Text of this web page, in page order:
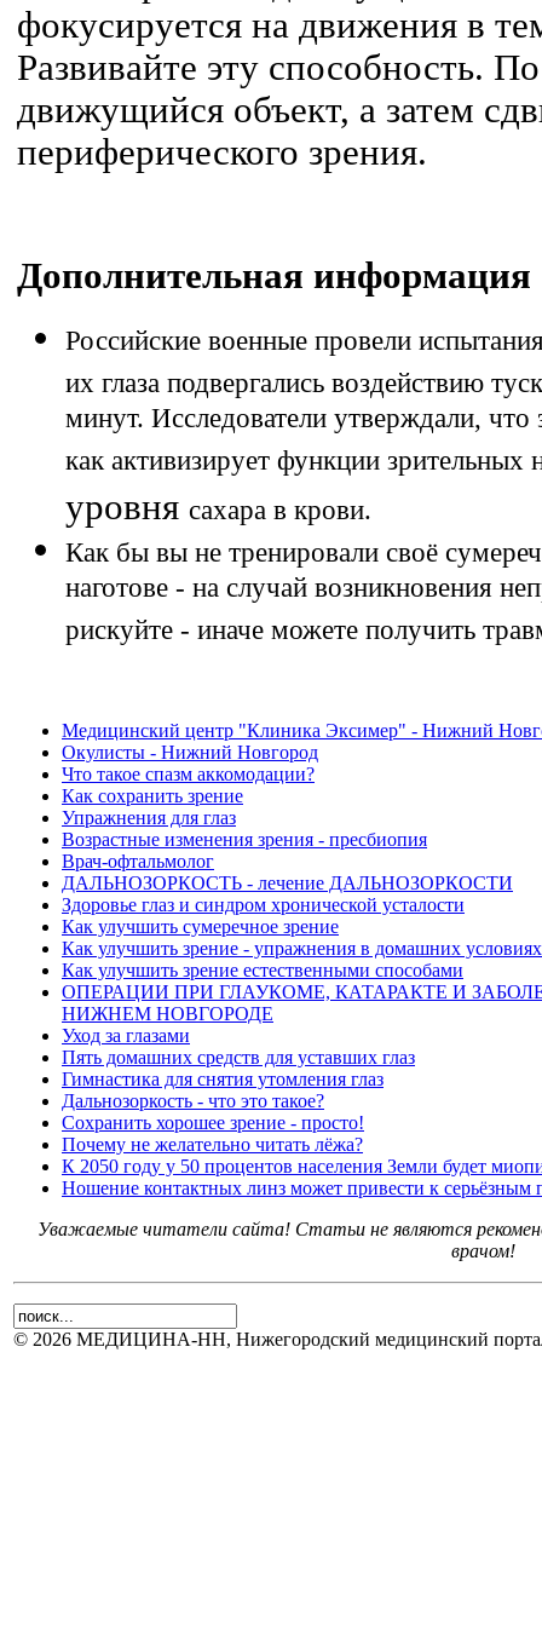
фокусируется на движения в
Развивайте эту способность.
движущийся объект, а затем
периферического зрения.
Дополнительная информация
Российские военные провели
их глаза подвергались воздействию
минут. Исследователи утверждали,
как активизирует функции
уровня сахара в крови.
Как бы вы не тренировали своё
наготове - на случай возникновения
рискуйте - иначе можете получить
Медицинский центр "Клиника Эксимер" - Нижний
Окулисты - Нижний Новгород
Что такое спазм аккомодации?
Как сохранить зрение
Упражнения для глаз
Возрастные изменения зрения - пресбиопия
Врач-офтальмолог
ДАЛЬНОЗОРКОСТЬ - лечение ДАЛЬНОЗОРКОСТИ
Здоровье глаз и синдром хронической усталости
Как улучшить сумеречное зрение
Как улучшить зрение - упражнения в домашних условиях
Как улучшить зрение естественными способами
ОПЕРАЦИИ ПРИ ГЛАУКОМЕ, КАТАРАКТЕ И
НИЖНЕМ НОВГОРОДЕ
Уход за глазами
Пять домашних средств для уставших глаз
Гимнастика для снятия утомления глаз
Дальнозоркость - что это такое?
Сохранить хорошее зрение - просто!
Почему не желательно читать лёжа?
К 2050 году у 50 процентов населения Земли будет
Ношение контактных линз может привести к серьёзным
Уважаемые читатели сайта! Статьи не являются
врачом!
© 2026 МЕДИЦИНА-НН, Нижегородский медицинский